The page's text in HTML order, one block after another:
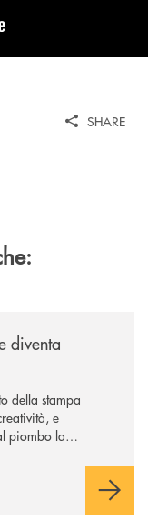
SHARE
diventa
della stampa
e
piombo la